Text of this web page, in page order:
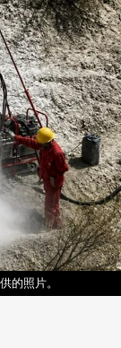
的照片。